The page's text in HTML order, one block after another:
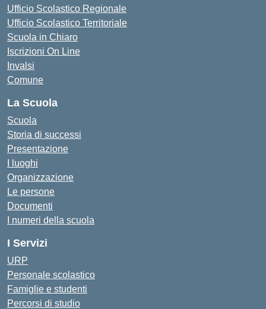
Ufficio Scolastico Regionale
Ufficio Scolastico Territoriale
Scuola in Chiaro
Iscrizioni On Line
Invalsi
Comune
La Scuola
Scuola
Storia di successi
Presentazione
I luoghi
Organizzazione
Le persone
Documenti
I numeri della scuola
I Servizi
URP
Personale scolastico
Famiglie e studenti
Percorsi di studio